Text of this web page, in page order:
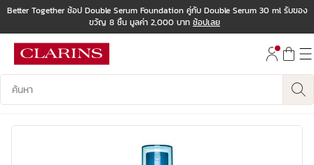
ไปที่ส่วนท้าย
Better Together ช้อป Double Serum Foundation คู่กับ Double Serum 30 ml รับของ
ขวัญ 8 ชิ้น มูลค่า 2,000 บาท ช้อปเลย
บันทึกข้อมูลค้นหา